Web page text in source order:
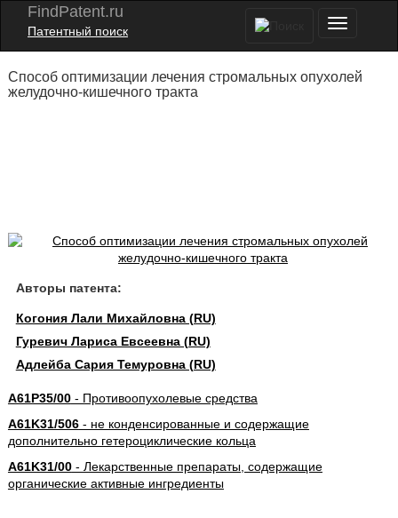
FindPatent.ru
Патентный поиск
Способ оптимизации лечения стромальных опухолей
желудочно-кишечного тракта
Авторы патента:
Когония Лали Михайловна (RU)
Гуревич Лариса Евсеевна (RU)
Адлейба Сария Темуровна (RU)
A61P35/00- Противоопухолевые средства
A61K31/506- не конденсированные и содержащие
дополнительно гетероциклические кольца
A61K31/00- Лекарственные препараты, содержащие
органические активные ингредиенты